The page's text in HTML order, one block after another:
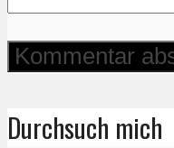
Durchsuch mich